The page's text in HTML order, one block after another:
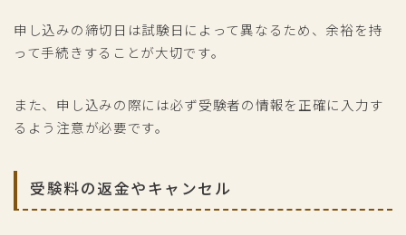
申し込みの締切日は試験日によって異なるため、余裕を持
って手続きすることが大切です。
また、申し込みの際には必ず受験者の情報を正確に入力す
るよう注意が必要です。
受験料の返金やキャンセル